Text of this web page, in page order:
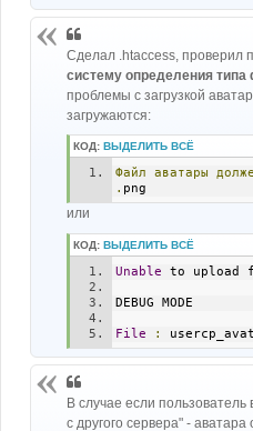
Сделал .htaccess, проверил
систему определения типа
проблемы с загрузкой
загружаются:
КОД: ВЫДЕЛИТЬ ВСЁ
Файл аватары
. png
или
КОД: ВЫДЕЛИТЬ ВСЁ
Unable to upload
DEBUG MODE
File :
В случае если
с другого сервера" -